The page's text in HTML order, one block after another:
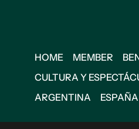
HOME MEMBER
CULTURA Y
ARGENTINA
ESPAÑA